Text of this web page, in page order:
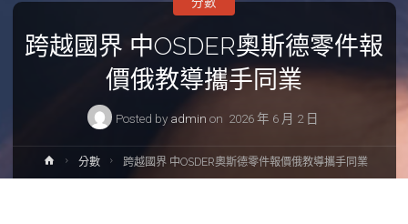
跨越國界 中OSDER奧斯德零件報
價俄教導攜手同業
Posted by admin on 2026 年 6 月 2 日
Home分數 跨越國界 中OSDER奧斯德零件報價俄教導攜手同業